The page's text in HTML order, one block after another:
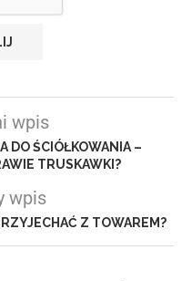
wpis
DO ŚCIÓŁKOWANIA –
TRUSKAWKI?
wpis
Z TOWAREM?